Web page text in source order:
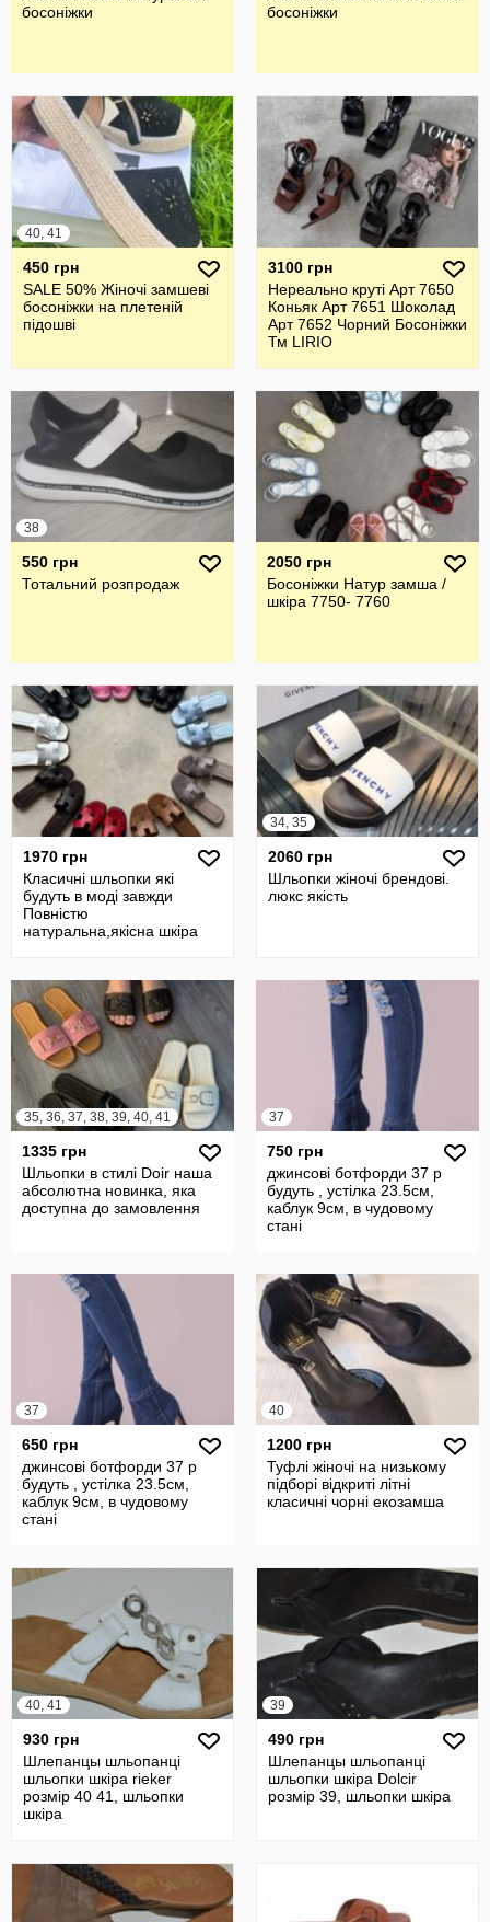
босоніжки
босоніжки
40, 41
450 грн
SALE 50% Жіночі замшеві
босоніжки на плетеній
підошві
3100 грн
Нереально круті Арт 7650
Коньяк Арт 7651 Шоколад
Арт 7652 Чорний Босоніжки
Тм LIRIO
38
550 грн
Тотальний розпродаж
2050 грн
Босоніжки Натур замша /
шкіра 7750- 7760
1970 грн
Класичні шльопки які
будуть в моді завжди
Повністю
натуральна,якісна шкіра
34, 35
2060 грн
Шльопки жіночі брендові.
люкс якість
35, 36, 37, 38, 39, 40, 41
1335 грн
Шльопки в стилі Doir наша
абсолютна новинка, яка
доступна до замовлення
37
750 грн
джинсові ботфорди 37 р
будуть , устілка 23.5см,
каблук 9см, в чудовому
стані
37
650 грн
джинсові ботфорди 37 р
будуть , устілка 23.5см,
каблук 9см, в чудовому
стані
40
1200 грн
Туфлі жіночі на низькому
підборі відкриті літні
класичні чорні екозамша
40, 41
930 грн
Шлепанцы шльопанці
шльопки шкіра rieker
розмір 40 41, шльопки
шкіра
39
490 грн
Шлепанцы шльопанці
шльопки шкіра Dolcir
розмір 39, шльопки шкіра